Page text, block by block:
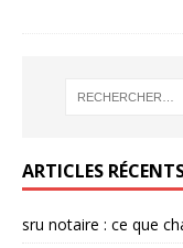
ARTICLES
sru notaire : ce que